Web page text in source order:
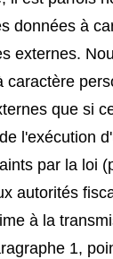
données à
externes.
caractère
que si
l'exécution
par la loi
autorités
à la
1,